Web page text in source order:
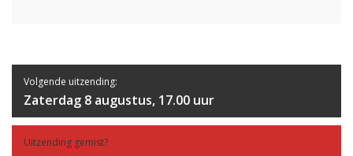
Volgende uitzending:
Zaterdag 8 augustus, 17.00 uur
Uitzending gemist?